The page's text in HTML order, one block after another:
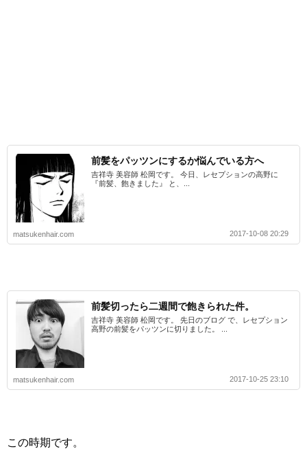
前髪をパッツンにするか悩んでいる方へ
吉祥寺 美容師 松岡です。 今日、レセプションの高野に
『前髪、飽きました』 と、...
matsukenhair.com 2017-10-08 20:29
前髪切ったら二週間で飽きられた件。
吉祥寺 美容師 松岡です。 先日のブログ で、レセプション
高野の前髪をパッツンに切りました。 ...
matsukenhair.com 2017-10-25 23:10
この時期です。